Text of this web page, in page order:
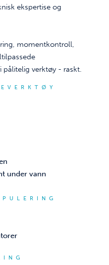
ekspertise og
momentkontroll,
pålitelig verktøy - raskt.
under vann